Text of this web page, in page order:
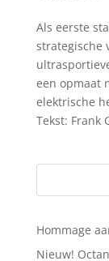
Als eerste
strategische
een opmaat
elektrische
Tekst: Frank
Hommage
Nieuw!